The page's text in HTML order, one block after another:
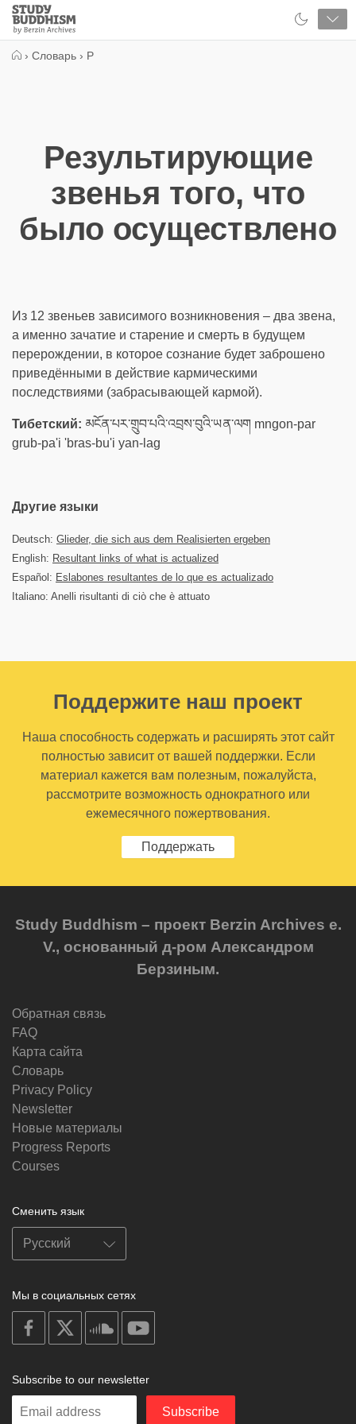
Close
Study
Buddhism
› Словарь › Р
Результирующие
звенья того, что
было осуществлено
Из 12 звеньев зависимого возникновения – два звена,
а именно зачатие и старение и смерть в будущем
перерождении, в которое сознание будет заброшено
приведёнными в действие кармическими
последствиями (забрасывающей кармой).
Тибетский: མངོན་པར་གྲུབ་པའི་འབྲས་བུའི་ཡན་ལག mngon-par
grub-pa'i 'bras-bu'i yan-lag
Другие языки
Deutsch: Glieder, die sich aus dem Realisierten ergeben
English: Resultant links of what is actualized
Español: Eslabones resultantes de lo que es actualizado
Italiano: Anelli risultanti di ciò che è attuato
Поддержите наш проект
Наша способность содержать и расширять этот сайт
полностью зависит от вашей поддержки. Если
материал кажется вам полезным, пожалуйста,
рассмотрите возможность однократного или
ежемесячного пожертвования.
Поддержать
Study Buddhism – проект Berzin Archives e.
V., основанный д-ром Александром
Берзиным.
Обратная связь
FAQ
Карта сайта
Словарь
Privacy Policy
Newsletter
Новые материалы
Progress Reports
Courses
Сменить язык
Мы в социальных сетях
on
facebook
soundcloud
Subscribe to our newsletter
Enter
Subscribe